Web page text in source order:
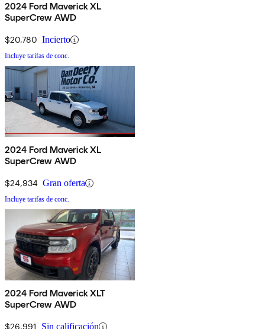
2024 Ford Maverick XL
SuperCrew AWD
$20,780 Incierto
Incluye tarifas de conc.
2024 Ford Maverick XL
SuperCrew AWD
$24,934 Gran oferta
Incluye tarifas de conc.
2024 Ford Maverick XLT
SuperCrew AWD
$26,991 Sin calificación